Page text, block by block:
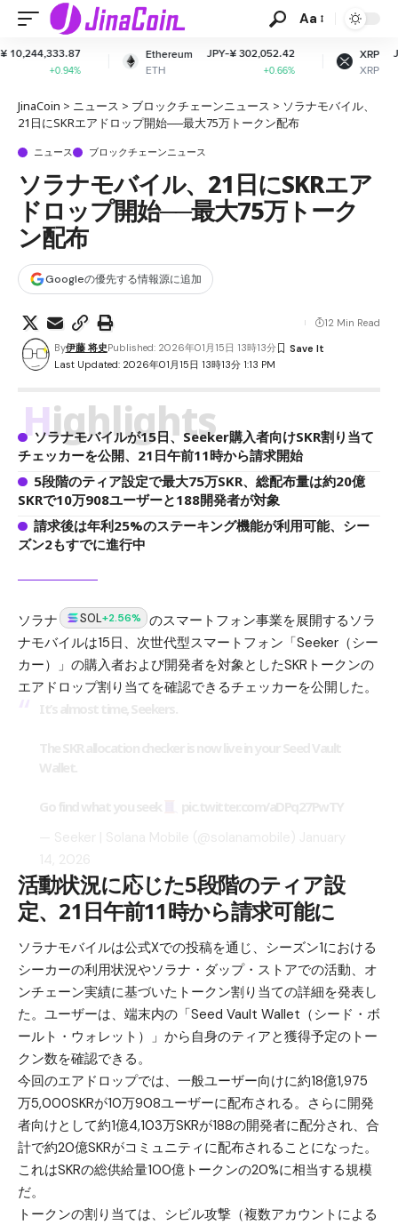
Aa
Ethereum
ETH
JPY-¥ 302,052.42
XRP
XRP
JPY-¥ 163.02
+0.53%
JinaCoin > ニュース > ブロックチェーンニュース > ソラナモバイル、
21日にSKRエアドロップ開始──最大75万トークン配布
ニュース ブロックチェーンニュース
ソラナモバイル、21日にSKRエア
ドロップ開始──最大75万トーク
ン配布
Googleの優先する情報源に追加
Last Updated: 2026年01月15日 13時13分 1:13 PM
By伊藤 将史Published: 2026年01月15日 13時13分
12 Min Read
Highlights
ソラナモバイルが15日、Seeker購入者向けSKR割り当て
チェッカーを公開、21日午前11時から請求開始
5段階のティア設定で最大75万SKR、総配布量は約20億
SKRで10万908ユーザーと188開発者が対象
請求後は年利25%のステーキング機能が利用可能、シー
ズン2もすでに進行中
ソラナ SOL+2.56%
のスマートフォン事業を展開するソラ
ナモバイルは15日、次世代型スマートフォン「Seeker（シー
カー）」の購入者および開発者を対象としたSKRトークンの
エアドロップ割り当てを確認できるチェッカーを公開した。
活動状況に応じた5段階のティア設
定、21日午前11時から請求可能に
ソラナモバイルは公式Xでの投稿を通じ、シーズン1における
シーカーの利用状況やソラナ・ダップ・ストアでの活動、オ
ンチェーン実績に基づいたトークン割り当ての詳細を発表し
た。ユーザーは、端末内の「Seed Vault Wallet（シード・ボ
ールト・ウォレット）」から自身のティアと獲得予定のトー
クン数を確認できる。
今回のエアドロップでは、一般ユーザー向けに約18億1,975
万5,000SKRが10万908ユーザーに配布される。さらに開発
者向けとして約1億4,103万SKRが188の開発者に配分され、合
計で約20億SKRがコミュニティに配布されることになった。
これはSKRの総供給量100億トークンの20%に相当する規模
だ。
トークンの割り当ては、シビル攻撃（複数アカウントによる